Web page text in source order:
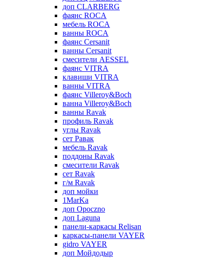
доп CLARBERG
фаянс ROCA
мебель ROCA
ванны ROCA
фаянс Cersanit
ванны Cersanit
смесители AESSEL
фаянс VITRA
клавиши VITRA
ванны VITRA
фаянс Villeroy&Boch
ванна Villeroy&Boch
ванны Ravak
профиль Ravak
углы Ravak
сет Равак
мебель Ravak
поддоны Ravak
смесители Ravak
сет Ravak
г/м Ravak
доп мойки
1MarKa
доп Opoczno
доп Laguna
панели-каркасы Relisan
каркасы-панели VAYER
gidro VAYER
доп Мойдодыр